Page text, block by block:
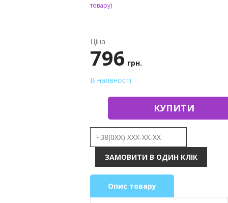
товару)
Ціна
796 грн.
В наявності
КУПИТИ
Опис товару